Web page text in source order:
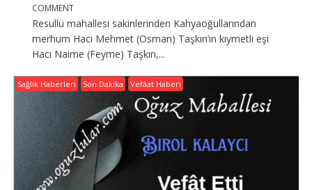
COMMENT
Resullü mahallesi sakinlerinden Kahyaoğullarından
merhum Hacı Mehmet (Osman) Taşkın’ın kıymetli eşi
Hacı Naime (Feyme) Taşkın,...
Sağlık Haberleri Son Dakika Vefâat Haberi